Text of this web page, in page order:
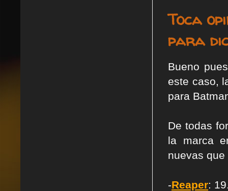
Toca
para
Bueno
este caso,
para
De todas
la marca
nuevas
-Reaper: